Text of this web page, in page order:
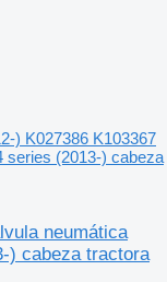
) K027386 K103367
series (2013-) cabeza
neumática
) cabeza tractora